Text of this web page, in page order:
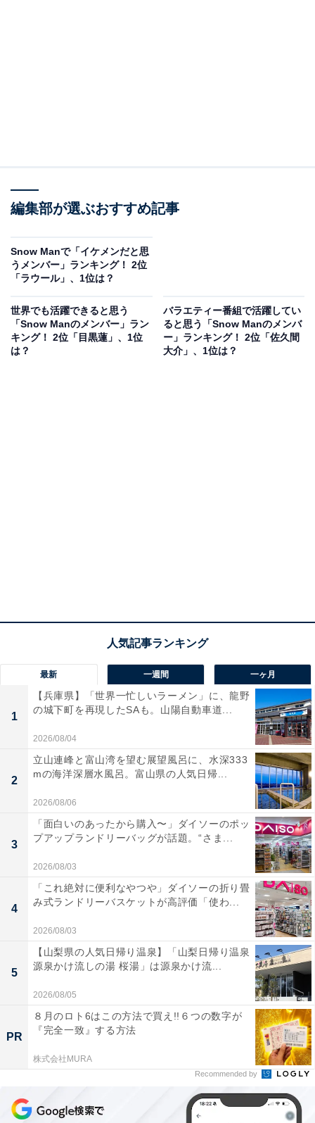
編集部が選ぶおすすめ記事
Snow Manで「イケメンだと思
うメンバー」ランキング！ 2位
「ラウール」、1位は？
世界でも活躍できると思う
「Snow Manのメンバー」ラン
キング！ 2位「目黒蓮」、1位
は？
バラエティー番組で活躍してい
ると思う「Snow Manのメンバ
ー」ランキング！ 2位「佐久間
大介」、1位は？
最新 一週間 一ヶ月
1
【兵庫県】「世界一忙しいラーメン」に、龍野
の城下町を再現したSAも。山陽自動車道...
2026/08/04
2
立山連峰と富山湾を望む展望風呂に、水深333
mの海洋深層水風呂。富山県の人気日帰...
2026/08/06
3
「面白いのあったから購入〜」ダイソーのポッ
プアップランドリーバッグが話題。“さま...
2026/08/03
4
「これ絶対に便利なやつや」ダイソーの折り畳
み式ランドリーバスケットが高評価「使わ...
2026/08/03
5
【山梨県の人気日帰り温泉】「山梨日帰り温泉
源泉かけ流しの湯 桜湯」は源泉かけ流...
2026/08/05
PR
８月のロト6はこの方法で買え!!６つの数字が
『完全一致』する方法
株式会社MURA
Recommended by